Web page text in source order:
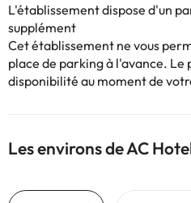
L'établissement dispose d'un
supplément
Cet établissement ne vous
place de parking à l'avance. Le
disponibilité au moment de
Les environs de AC